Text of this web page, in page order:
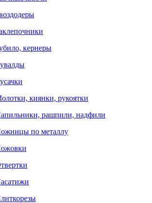
кернеры
киянки, рукоятки
рашпили, надфили
по металлу